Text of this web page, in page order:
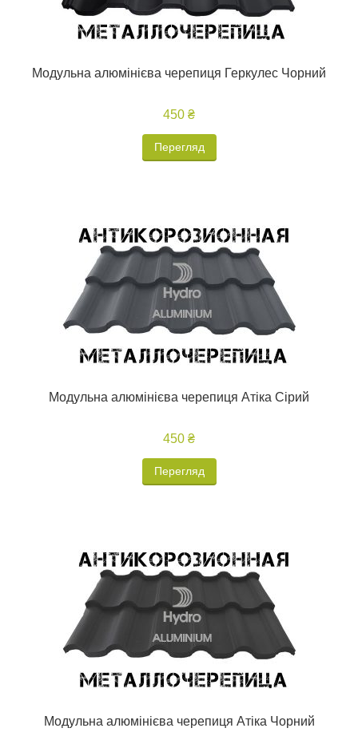
Модульна алюмінієва черепиця Геркулес Чорний
450 ₴
Перегляд
Модульна алюмінієва черепиця Атіка Сірий
450 ₴
Перегляд
Модульна алюмінієва черепиця Атіка Чорний